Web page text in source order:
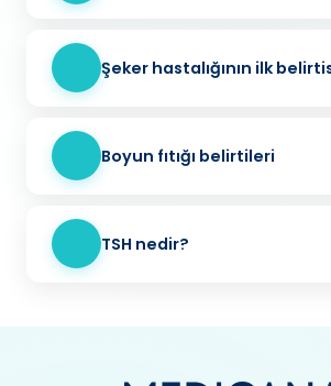
Şeker hastalığının ilk
Boyun fıtığı belirtileri
TSH nedir?